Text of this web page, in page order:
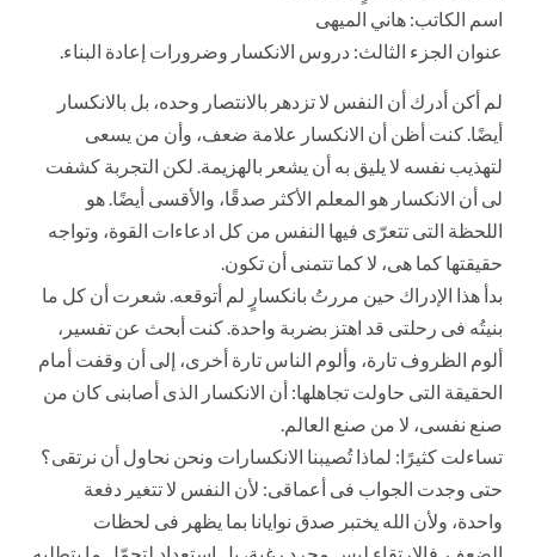
اسم الكاتب: هاني الميهى
عنوان الجزء الثالث: دروس الانكسار وضرورات إعادة البناء.
لم أكن أدرك أن النفس لا تزدهر بالانتصار وحده، بل بالانكسار
أيضًا. كنت أظن أن الانكسار علامة ضعف، وأن من يسعى
لتهذيب نفسه لا يليق به أن يشعر بالهزيمة. لكن التجربة كشفت
لى أن الانكسار هو المعلم الأكثر صدقًا، والأقسى أيضًا. هو
اللحظة التى تتعرّى فيها النفس من كل ادعاءات القوة، وتواجه
حقيقتها كما هى، لا كما تتمنى أن تكون.
بدأ هذا الإدراك حين مررتُ بانكسارٍ لم أتوقعه. شعرت أن كل ما
بنيتُه فى رحلتى قد اهتز بضربة واحدة. كنت أبحث عن تفسير،
ألوم الظروف تارة، وألوم الناس تارة أخرى، إلى أن وقفت أمام
الحقيقة التى حاولت تجاهلها: أن الانكسار الذى أصابنى كان من
صنع نفسى، لا من صنع العالم.
تساءلت كثيرًا: لماذا تُصيبنا الانكسارات ونحن نحاول أن نرتقى؟
حتى وجدت الجواب فى أعماقى: لأن النفس لا تتغير دفعة
واحدة، ولأن الله يختبر صدق نوايانا بما يظهر فى لحظات